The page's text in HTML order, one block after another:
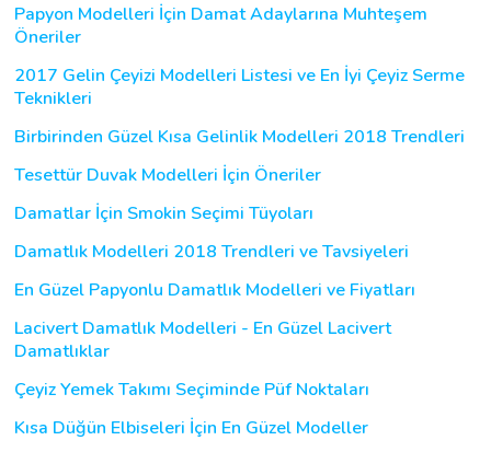
Papyon Modelleri İçin Damat Adaylarına Muhteşem
Öneriler
2017 Gelin Çeyizi Modelleri Listesi ve En İyi Çeyiz Serme
Teknikleri
Birbirinden Güzel Kısa Gelinlik Modelleri 2018 Trendleri
Tesettür Duvak Modelleri İçin Öneriler
Damatlar İçin Smokin Seçimi Tüyoları
Damatlık Modelleri 2018 Trendleri ve Tavsiyeleri
En Güzel Papyonlu Damatlık Modelleri ve Fiyatları
Lacivert Damatlık Modelleri - En Güzel Lacivert
Damatlıklar
Çeyiz Yemek Takımı Seçiminde Püf Noktaları
Kısa Düğün Elbiseleri İçin En Güzel Modeller